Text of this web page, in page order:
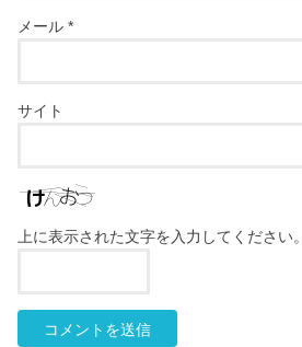
メール*
サイト
上に表示された文字を入力してください。